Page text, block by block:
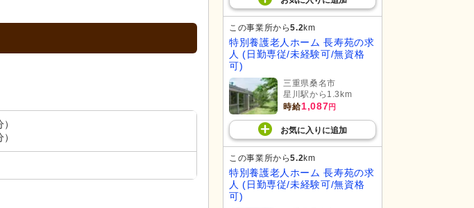
この事業所から5.2km
特別養護老人ホーム 長寿苑の求
人 (日勤専従/未経験可/無資格
可)
三重県桑名市
星川駅から1.3km
時給1,087円
お気に入り に追加
この事業所から5.2km
特別養護老人ホーム 長寿苑の求
人 (日勤専従/未経験可/無資格
可)